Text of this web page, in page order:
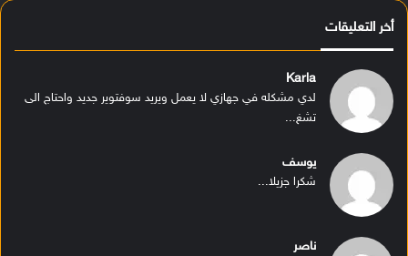
أخر التعليقات
Karla
لدي مشكله في جهازي لا يعمل ويريد سوفتوير جديد واحتاج الى
تشغ...
يوسف
شكرا جزيلا...
ناصر